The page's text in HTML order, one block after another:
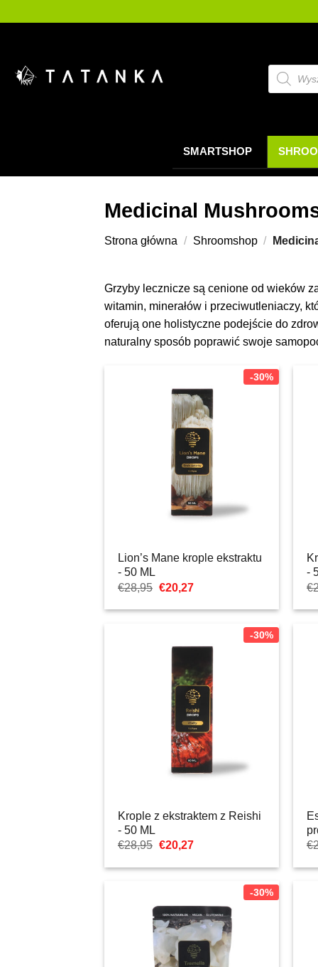
do
SMARTSHOP
Medicinal
Strona główna / Shroomshop /
Grzyby lecznicze są cenione od wieków
witamin, minerałów i przeciwutleniaczy,
oferują one holistyczne podejście do
naturalny sposób poprawić swoje
-30%
Lion’s Mane krople ekstraktu
- 50 ML
€28,95 Pierwotna
wynosiła:
€20,27Aktualna
€20,27.
-
€
-30%
Krople z ekstraktem z Reishi
- 50 ML
€28,95 Pierwotna
wynosiła:
€20,27Aktualna
€20,27.
€
-30%